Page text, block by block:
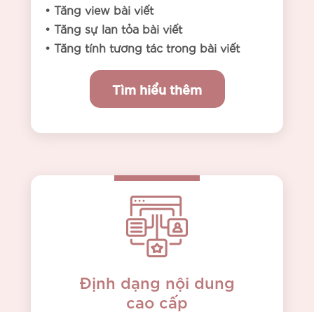
• Tăng view bài viết
• Tăng sự lan tỏa bài viết
• Tăng tính tương tác trong bài viết
Tìm hiểu thêm
Định dạng nội dung
cao cấp